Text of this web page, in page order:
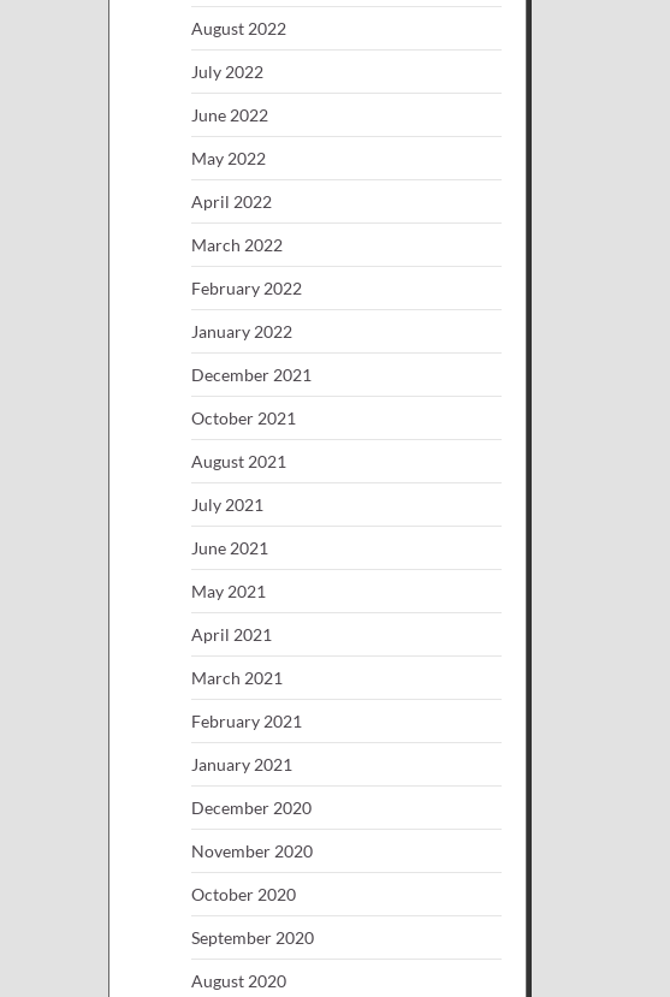
August 2022
July 2022
June 2022
May 2022
April 2022
March 2022
February 2022
January 2022
December 2021
October 2021
August 2021
July 2021
June 2021
May 2021
April 2021
March 2021
February 2021
January 2021
December 2020
November 2020
October 2020
September 2020
August 2020